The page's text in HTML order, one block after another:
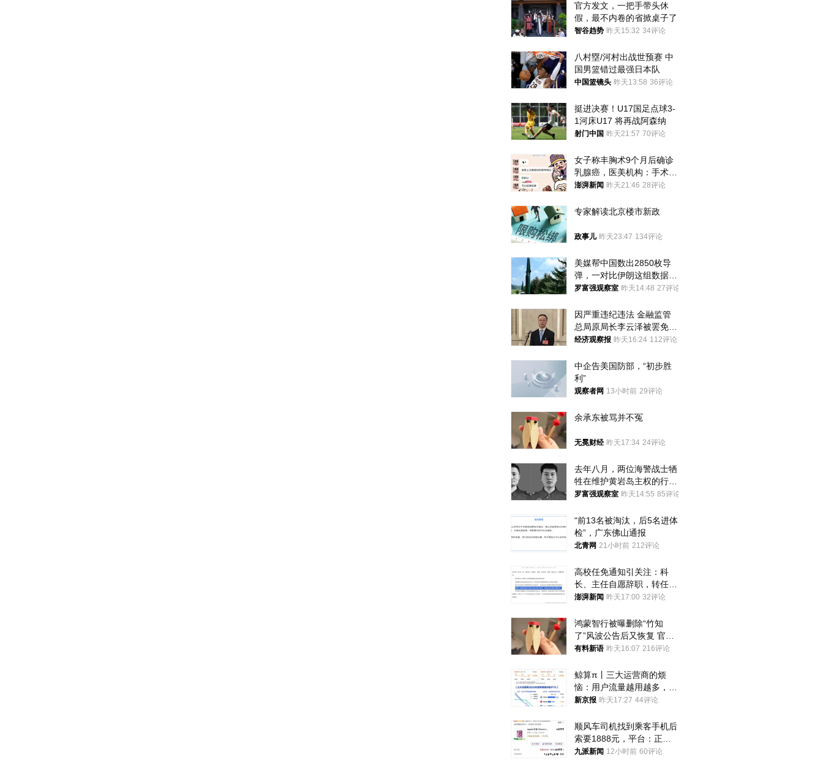
官方发文，一把手带头休
假，最不内卷的省掀桌子了
智谷趋势 昨天15:32 34评论
八村塁/河村出战世预赛 中
国男篮错过最强日本队
中国篮镜头 昨天13:58 36评论
挺进决赛！U17国足点球3-
1河床U17 将再战阿森纳
射门中国 昨天21:57 70评论
女子称丰胸术9个月后确诊
乳腺癌，医美机构：手术不
可能引发癌症，建议走司法
澎湃新闻 昨天21:46 28评论
专家解读北京楼市新政
政事儿 昨天23:47 134评论
美媒帮中国数出2850枚导
弹，一对比伊朗这组数据，
发现出大事了
罗富强观察室 昨天14:48 27评论
因严重违纪违法 金融监管
总局原局长李云泽被罢免全
国人大代表
经济观察报 昨天16:24 112评论
中企告美国防部，“初步胜
利”
观察者网 13小时前 29评论
余承东被骂并不冤
无冕财经 昨天17:34 24评论
去年八月，两位海警战士牺
牲在维护黄岩岛主权的行动
中
罗富强观察室 昨天14:55 85评论
“前13名被淘汰，后5名进体
检”，广东佛山通报
北青网 21小时前 212评论
高校任免通知引关注：科
长、主任自愿辞职，转任思
政辅导员
澎湃新闻 昨天17:00 32评论
鸿蒙智行被曝删除“竹知
了”风波公告后又恢复 官媒
曾力挺：劝华为要大度的，
有料新语 昨天16:07 216评论
鲸算π丨三大运营商的烦
恼：用户流量越用越多，收
入却越来越少
新京报 昨天17:27 44评论
顺风车司机找到乘客手机后
索要1888元，平台：正和
司机沟通协商
九派新闻 12小时前 60评论